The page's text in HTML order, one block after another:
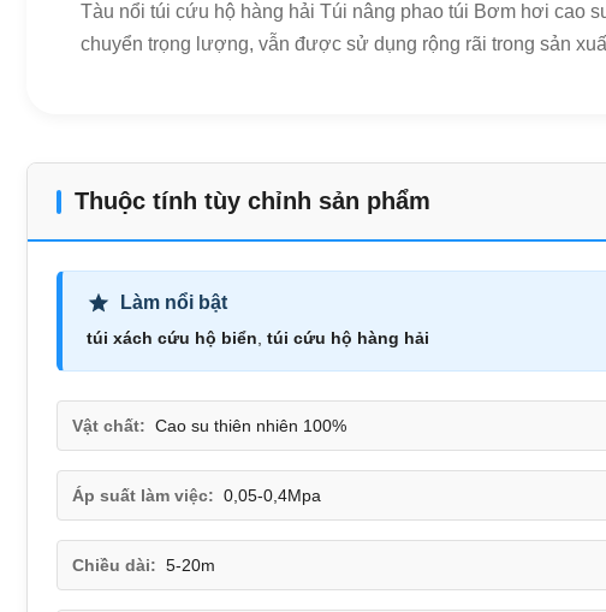
Tàu nổi túi cứu hộ hàng hải Túi nâng phao túi Bơm hơi cao
chuyển trọng lượng, vẫn được sử dụng rộng rãi trong sản
Thuộc tính tùy chỉnh sản phẩm
Làm nổi bật
túi xách cứu hộ biển túi cứu hộ hàng hải
Vật chất: Cao su thiên nhiên 100%
Áp suất làm việc: 0,05-0,4Mpa
Chiều dài: 5-20m